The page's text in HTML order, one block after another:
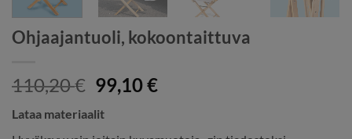
Ohjaajantuoli, kokoontaittuva
110,20€ Alkuperäinen
hinta
oli:
99,10€Nykyinen
Lataa materiaalit